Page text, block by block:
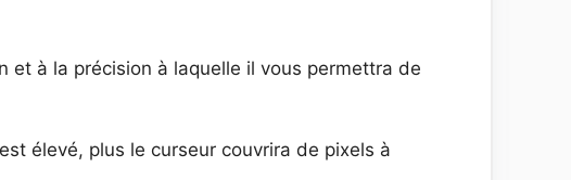
et à la précision à laquelle il vous permettra de
élevé, plus le curseur couvrira de pixels à